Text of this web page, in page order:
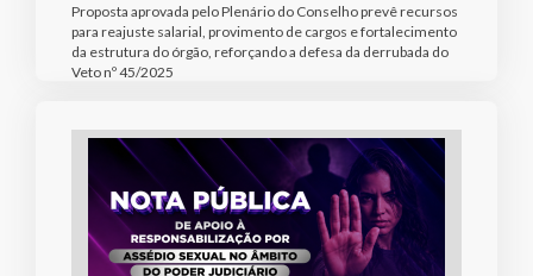
Proposta aprovada pelo Plenário do Conselho prevê recursos
para reajuste salarial, provimento de cargos e fortalecimento
da estrutura do órgão, reforçando a defesa da derrubada do
Veto nº 45/2025